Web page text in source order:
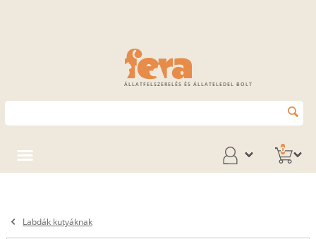
ÁLLATFELSZERELÉS ÉS ÁLLATELEDEL BOLT
0
Labdák kutyáknak